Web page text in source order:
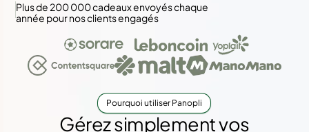
Plus de 200 000 cadeaux envoyés chaque
année pour nos clients engagés
Pourquoi utiliser Panopli
Gérez simplement vos